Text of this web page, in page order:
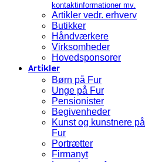
kontaktinformationer mv.
Artikler vedr. erhverv
Butikker
Håndværkere
Virksomheder
Hovedsponsorer
Artikler
Børn på Fur
Unge på Fur
Pensionister
Begivenheder
Kunst og kunstnere på
Fur
Portrætter
Firmanyt